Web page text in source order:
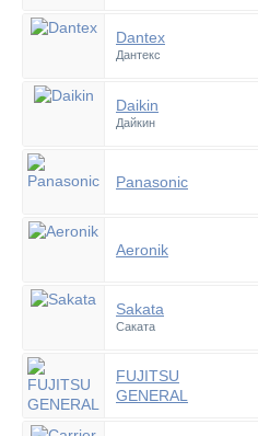
Dantex
Дантекс
Daikin
Дайкин
Panasonic
Aeronik
Sakata
Саката
FUJITSU
GENERAL